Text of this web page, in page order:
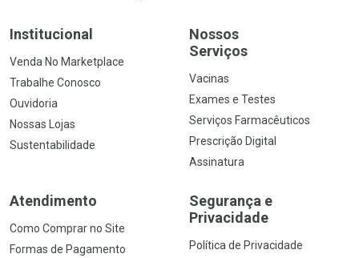
Institucional
Venda No Marketplace
Trabalhe Conosco
Ouvidoria
Nossas Lojas
Sustentabilidade
Nossos
Serviços
Vacinas
Exames e Testes
Serviços Farmacêuticos
Prescrição Digital
Assinatura
Atendimento
Como Comprar no Site
Formas de Pagamento
Segurança e
Privacidade
Política de Privacidade